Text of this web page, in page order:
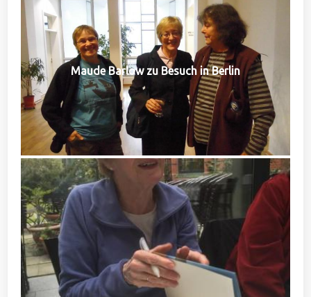
Maude Barlow zu Besuch in Berlin